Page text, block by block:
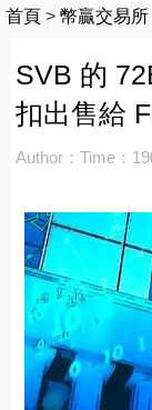
首頁 > 幣贏交易所
SVB 的
扣出售給
Author： Time：